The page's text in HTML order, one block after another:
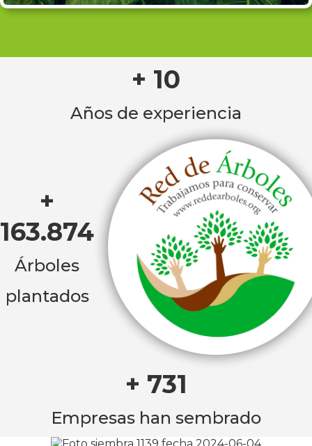
+ 10
Años de experiencia
+
163.874
Árboles
plantados
+ 731
Empresas han sembrado